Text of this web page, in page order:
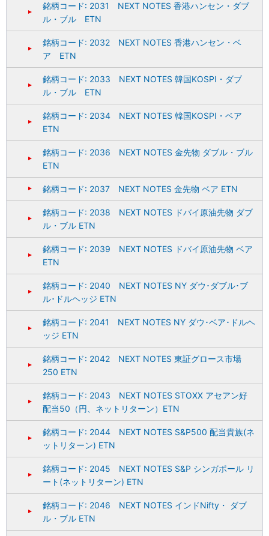
銘柄コード: 2031 NEXT NOTES 香港ハンセン・ダブ
ル・ブル ETN
銘柄コード: 2032 NEXT NOTES 香港ハンセン・ベ
ア ETN
銘柄コード: 2033 NEXT NOTES 韓国KOSPI・ダブ
ル・ブル ETN
銘柄コード: 2034 NEXT NOTES 韓国KOSPI・ベア
ETN
銘柄コード: 2036 NEXT NOTES 金先物 ダブル・ブル
ETN
銘柄コード: 2037 NEXT NOTES 金先物 ベア ETN
銘柄コード: 2038 NEXT NOTES ドバイ原油先物 ダブ
ル・ブル ETN
銘柄コード: 2039 NEXT NOTES ドバイ原油先物 ベア
ETN
銘柄コード: 2040 NEXT NOTES NY ダウ･ダブル･ブ
ル･ドルヘッジ ETN
銘柄コード: 2041 NEXT NOTES NY ダウ･ベア･ドルヘ
ッジ ETN
銘柄コード: 2042 NEXT NOTES 東証グロース市場
250 ETN
銘柄コード: 2043 NEXT NOTES STOXX アセアン好
配当50（円、ネットリターン）ETN
銘柄コード: 2044 NEXT NOTES S&P500 配当貴族(ネ
ットリターン) ETN
銘柄コード: 2045 NEXT NOTES S&P シンガポール リ
ート(ネットリターン) ETN
銘柄コード: 2046 NEXT NOTES インドNifty・ ダブ
ル・ブル ETN